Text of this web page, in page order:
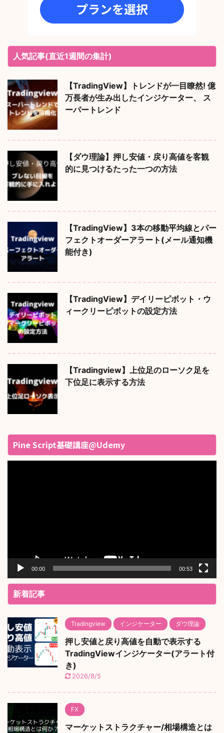
人気記事(直近1週間の集計)
【TradingView】トレンドが一目瞭然! 億
万長者が生み出したインジケーター、 ス
ーパートレンド
【ダウ理論】押し安値・戻り高値を客観
的に見つけるたった一つの方法
【TradingView】3本の移動平均線とパー
フェクトオーダーアラート(メール通知機
能付き)
【TradingView】デイリーピボット・ウ
ィークリーピボットの設定方法
【Tradingview】上位足のローソク足を
下位足に表示する方法
Pine Script基礎講座@Udemy
00:00 00:53
新着記事
Tradingview インジケーター ダウ理論
押し安値と戻り高値を自動で表示する
TradingViewインジケーター(アラート付
き)
2026/8/5
FX
マーケットストラクチャー/相場構造とは